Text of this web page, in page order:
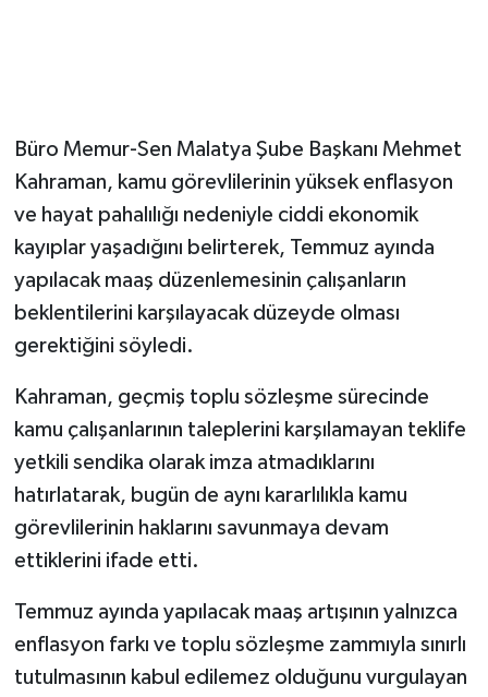
Büro Memur-Sen Malatya Şube Başkanı Mehmet
Kahraman, kamu görevlilerinin yüksek enflasyon
ve hayat pahalılığı nedeniyle ciddi ekonomik
kayıplar yaşadığını belirterek, Temmuz ayında
yapılacak maaş düzenlemesinin çalışanların
beklentilerini karşılayacak düzeyde olması
gerektiğini söyledi.
Kahraman, geçmiş toplu sözleşme sürecinde
kamu çalışanlarının taleplerini karşılamayan teklife
yetkili sendika olarak imza atmadıklarını
hatırlatarak, bugün de aynı kararlılıkla kamu
görevlilerinin haklarını savunmaya devam
ettiklerini ifade etti.
Temmuz ayında yapılacak maaş artışının yalnızca
enflasyon farkı ve toplu sözleşme zammıyla sınırlı
tutulmasının kabul edilemez olduğunu vurgulayan